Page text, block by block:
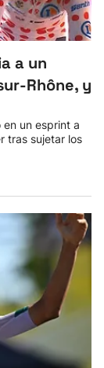
a un
Rhône, y
un esprint a
tras sujetar los